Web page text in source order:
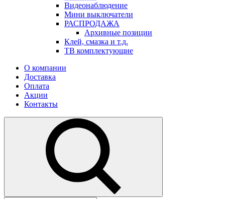
Видеонаблюдение
Мини выключатели
РАСПРОДАЖА
Архивные позиции
Клей, смазка и т.д.
ТВ комплектующие
О компании
Доставка
Оплата
Акции
Контакты